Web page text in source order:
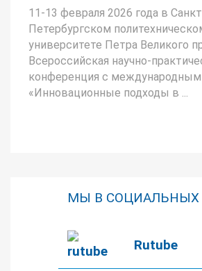
11-13 февраля 2026 года в
Петербургском
университете Петра Великого
Всероссийская научно-
конференция с международным
«Инновационные подходы в ...
МЫ В СОЦИАЛЬНЫХ
Rutube